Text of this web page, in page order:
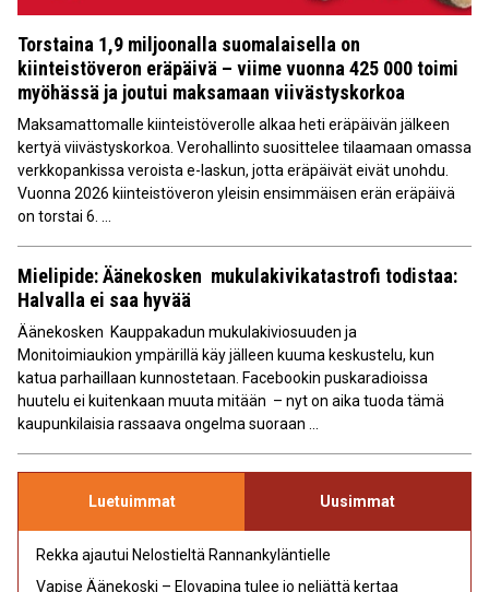
Torstaina 1,9 miljoonalla suomalaisella on
kiinteistöveron eräpäivä – viime vuonna 425 000 toimi
myöhässä ja joutui maksamaan viivästyskorkoa
Maksamattomalle kiinteistöverolle alkaa heti eräpäivän jälkeen
kertyä viivästyskorkoa. Verohallinto suosittelee tilaamaan omassa
verkkopankissa veroista e-laskun, jotta eräpäivät eivät unohdu.
Vuonna 2026 kiinteistöveron yleisin ensimmäisen erän eräpäivä
on torstai 6. ...
Mielipide: Äänekosken mukulakivikatastrofi todistaa:
Halvalla ei saa hyvää
Äänekosken Kauppakadun mukulakiviosuuden ja
Monitoimiaukion ympärillä käy jälleen kuuma keskustelu, kun
katua parhaillaan kunnostetaan. Facebookin puskaradioissa
huutelu ei kuitenkaan muuta mitään – nyt on aika tuoda tämä
kaupunkilaisia rassaava ongelma suoraan ...
Luetuimmat Uusimmat
Rekka ajautui Nelostieltä Rannankyläntielle
Vapise Äänekoski – Elovapina tulee jo neljättä kertaa